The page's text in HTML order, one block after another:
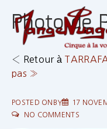
passer
principal
Photo de
‹ Retour à
pas »
POSTED ONBY 17
NO COMMENTS